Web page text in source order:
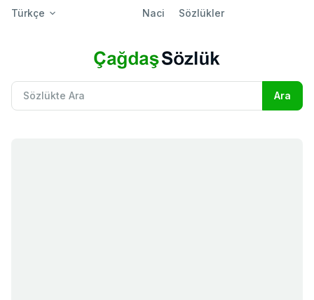
Türkçe Naci Sözlükler